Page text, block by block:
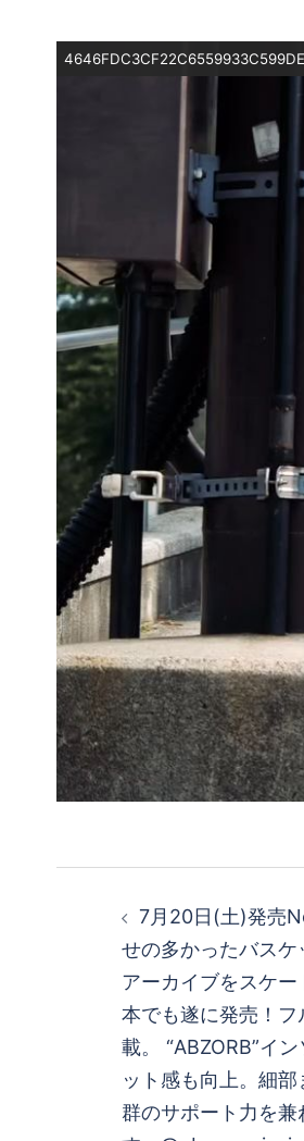
7月20日(土)発売
せの多かったバス
アーカイブをスケ
本でも遂に発売！フ
載。 “ABZORB”イ
ット感も向上。細
群のサポート力を兼